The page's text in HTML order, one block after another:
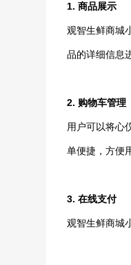
1. 商品展示
观智生鲜商城
品的详细信息
2. 购物车管理
用户可以将心
单便捷，方便
3. 在线支付
观智生鲜商城